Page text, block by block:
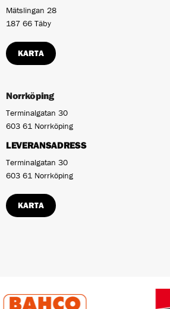
Mätslingan 28
187 66 Täby
KARTA
Norrköping
Terminalgatan 30
603 61 Norrköping
LEVERANSADRESS
Terminalgatan 30
603 61 Norrköping
KARTA